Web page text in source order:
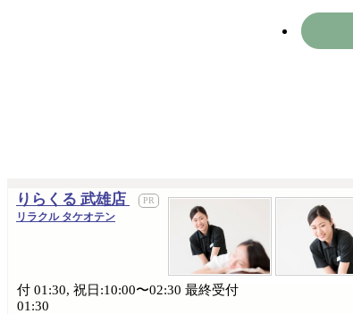
りらくる 武雄店
リラクル タケオテン
付 01:30, 祝日:10:00〜02:30 最終受付
01:30